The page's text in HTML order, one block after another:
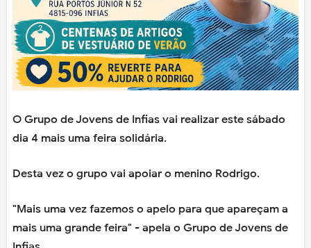
O Grupo de Jovens de Infias vai realizar este sábado
dia 4 mais uma feira solidária.
Desta vez o grupo vai apoiar o menino Rodrigo.
"Mais uma vez fazemos o apelo para que apareçam a
mais uma grande feira" - apela o Grupo de Jovens de